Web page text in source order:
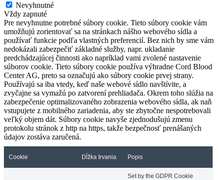
Nevyhnutné
Vždy zapnuté
Pre nevyhnutne potrebné súbory cookie. Tieto súbory cookie vám
umožňujú zorientovať sa na stránkach nášho webového sídla a
používať funkcie podľa vlastných preferencií. Bez nich by sme vám
nedokázali zabezpečiť základné služby, napr. ukladanie
predchádzajúcej činnosti ako napríklad vami zvolené nastavenie
súborov cookie. Tieto súbory cookie používa výhradne Cord Blood
Center AG, preto sa označujú ako súbory cookie prvej strany.
Používajú sa iba vtedy, keď naše webové sídlo navštívite, a
zvyčajne sa vymažú po zatvorení prehliadača. Okrem toho slúžia na
zabezpečenie optimalizovaného zobrazenia webového sídla, ak naň
vstupujete z mobilného zariadenia, aby ste zbytočne nespotrebovali
veľký objem dát. Súbory cookie navyše zjednodušujú zmenu
protokolu stránok z http na https, takže bezpečnosť prenášaných
údajov zostáva zaručená.
Cookie Dĺžka trvania Popis
Set by the GDPR Cookie